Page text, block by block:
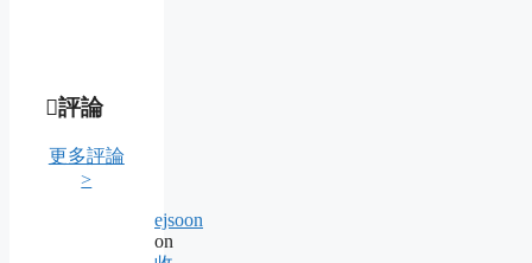
評論
更多評論
>
ejsoon
on